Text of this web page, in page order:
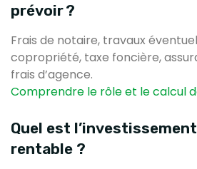
prévoir ?
Frais de notaire, travaux
copropriété, taxe foncière,
frais d’agence.
Comprendre le rôle et le calcul
Quel est
rentable ?